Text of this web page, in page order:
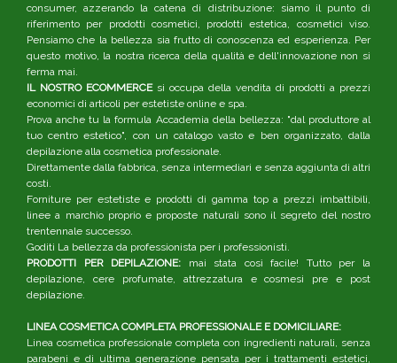
consumer, azzerando la catena di distribuzione: siamo il punto di
riferimento per prodotti cosmetici, prodotti estetica, cosmetici viso.
Pensiamo che la bellezza sia frutto di conoscenza ed esperienza. Per
questo motivo, la nostra ricerca della qualità e dell'innovazione non si
ferma mai.
IL NOSTRO ECOMMERCEsi occupa della vendita di prodotti a prezzi
economici di articoli per estetiste online e spa.
Prova anche tu la formula Accademia della bellezza: "dal produttore al
tuo centro estetico", con un catalogo vasto e ben organizzato, dalla
depilazione alla cosmetica professionale.
Direttamente dalla fabbrica, senza intermediari e senza aggiunta di altri
costi.
Forniture per estetiste e prodotti di gamma top a prezzi imbattibili,
linee a marchio proprio e proposte naturali sono il segreto del nostro
trentennale successo.
Goditi La bellezza da professionista per i professionisti.
PRODOTTI PER DEPILAZIONE: mai stata così facile! Tutto per la
depilazione, cere profumate, attrezzatura e cosmesi pre e post
depilazione.
LINEA COSMETICA COMPLETA PROFESSIONALE E DOMICILIARE:
Linea cosmetica professionale completa con ingredienti naturali, senza
parabeni e di ultima generazione pensata per i trattamenti estetici,